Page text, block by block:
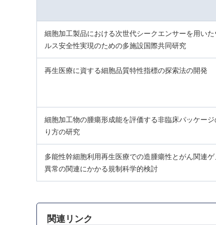
細胞加工製品における次世代シークエンサーを用いた
ルス安全性実現のための多施設国際共同研究
再生医療に資する細胞品質特性指標の探索法の開発
細胞加工物の腫瘍形成能を評価する非臨床パッケージ
り方の研究
多能性幹細胞利用再生医療での造腫瘍性とがん関連ゲ
異常の関連にかかる規制科学的検討
関連リンク